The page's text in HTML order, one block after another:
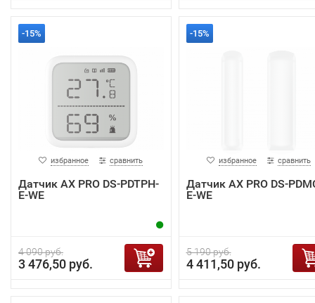
-15%
избранное сравнить
Датчик AX PRO DS-PDTPH-
E-WE
4 090 руб.
3 476,50 руб.
-15%
избранное сравнить
Датчик AX PRO DS-
E-WE
5 190 руб.
4 411,50 руб.